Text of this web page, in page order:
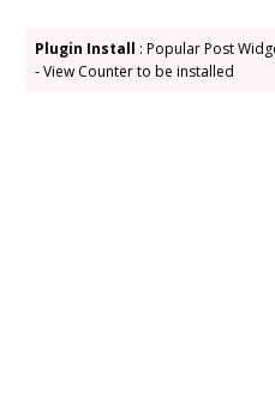
Plugin Install : Popular Post
- View Counter to be installed